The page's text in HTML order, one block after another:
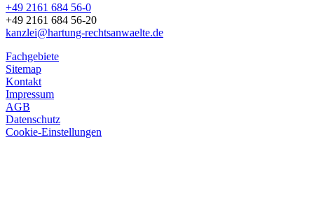
+49 2161 684 56-0
+49 2161 684 56-20
kanzlei@hartung-rechtsanwaelte.de
Fachgebiete
Sitemap
Kontakt
Impressum
AGB
Datenschutz
Cookie-Einstellungen